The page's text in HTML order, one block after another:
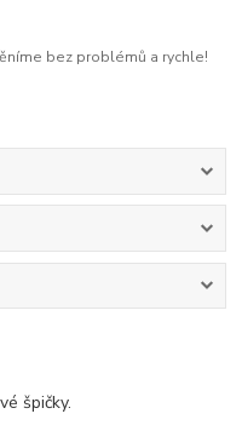
bez problémů a rychle!
špičky.